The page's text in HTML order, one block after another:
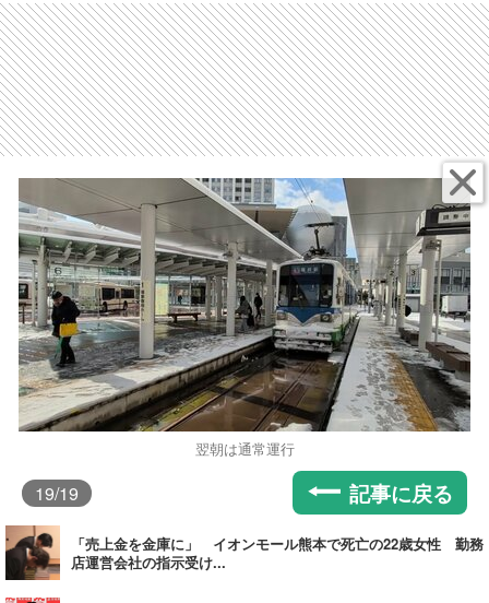
翌朝は通常運行
19/19 記事に戻る
「売上金を金庫に」 イオンモール熊本で死亡の22歳女性 勤務
店運営会社の指示受け...